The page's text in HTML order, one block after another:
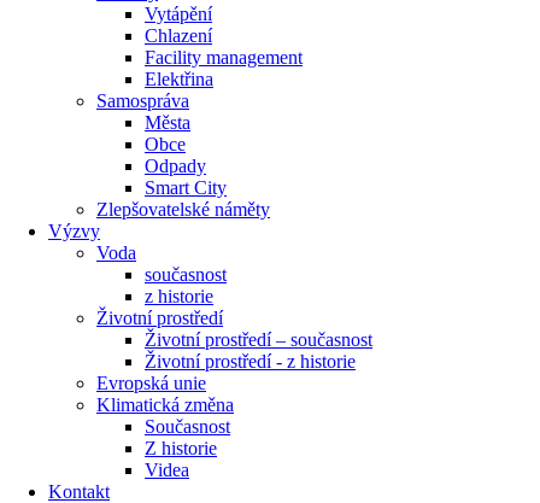
Vytápění
Chlazení
Facility management
Elektřina
Samospráva
Města
Obce
Odpady
Smart City
Zlepšovatelské náměty
Výzvy
Voda
současnost
z historie
Životní prostředí
Životní prostředí – současnost
Životní prostředí ​- z historie
Evropská unie
Klimatická změna
Současnost
Z historie
Videa
Kontakt